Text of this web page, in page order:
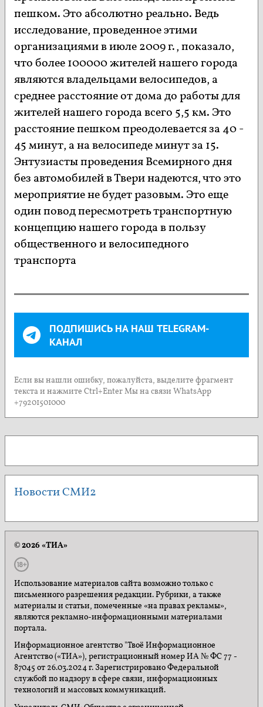
пешком. Это абсолютно реально. Ведь
исследование, проведенное этими
организациями в июле 2009 г., показало,
что более 100000 жителей нашего города
являются владельцами велосипедов, а
среднее расстояние от дома до работы для
жителей нашего города всего 5,5 км. Это
расстояние пешком преодолевается за 40 -
45 минут, а на велосипеде минут за 15.
Энтузиасты проведения Всемирного дня
без автомобилей в Твери надеются, что это
мероприятие не будет разовым. Это еще
один повод пересмотреть транспортную
концепцию нашего города в пользу
общественного и велосипедного
транспорта
ПОДПИШИСЬ НА НАШ TELEGRAM-
КАНАЛ
Если вы нашли ошибку, пожалуйста, выделите фрагмент
текста и нажмите Ctrl+Enter Мы на связи WhatsApp
+79201501000
Новости СМИ2
© 2026 «ТИА»
Использование материалов сайта возможно только с
письменного разрешения редакции. Рубрики, а также
материалы и статьи, помеченные «на правах рекламы»,
являются рекламно-информационными материалами
портала.
Информационное агентство "Твоё Информационное
Агентство («ТИА»), регистрационный номер ИА № ФС 77 -
87045 от 26.03.2024 г. Зарегистрировано Федеральной
службой по надзору в сфере связи, информационных
технологий и массовых коммуникаций.